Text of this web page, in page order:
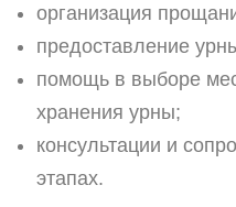
организация
предоставление
помощь в выборе
хранения урны;
консультации и
этапах.